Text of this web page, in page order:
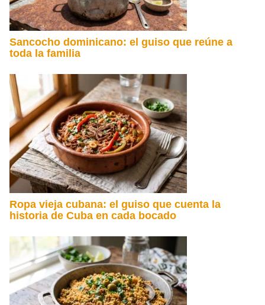
Sancocho dominicano: el guiso que reúne a
toda la familia
Ropa vieja cubana: el guiso que cuenta la
historia de Cuba en cada bocado